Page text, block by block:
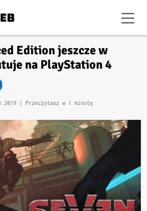
Edition jeszcze w
na PlayStation 4
| Przeczytasz w 1 minutę